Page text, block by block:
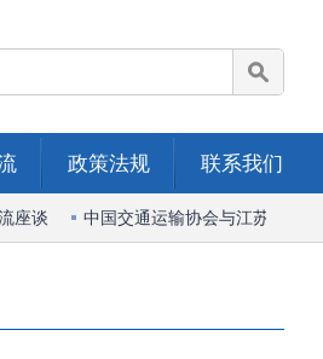
政策法规 联系我们
谈 中国交通运输协会与江苏省综合